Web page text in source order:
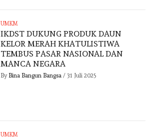
UMKM
IKDST DUKUNG PRODUK DAUN
KELOR MERAH KHATULISTIWA
TEMBUS PASAR NASIONAL DAN
MANCA NEGARA
By Bina Bangun Bangsa/ 31 Juli 2025
UMKM